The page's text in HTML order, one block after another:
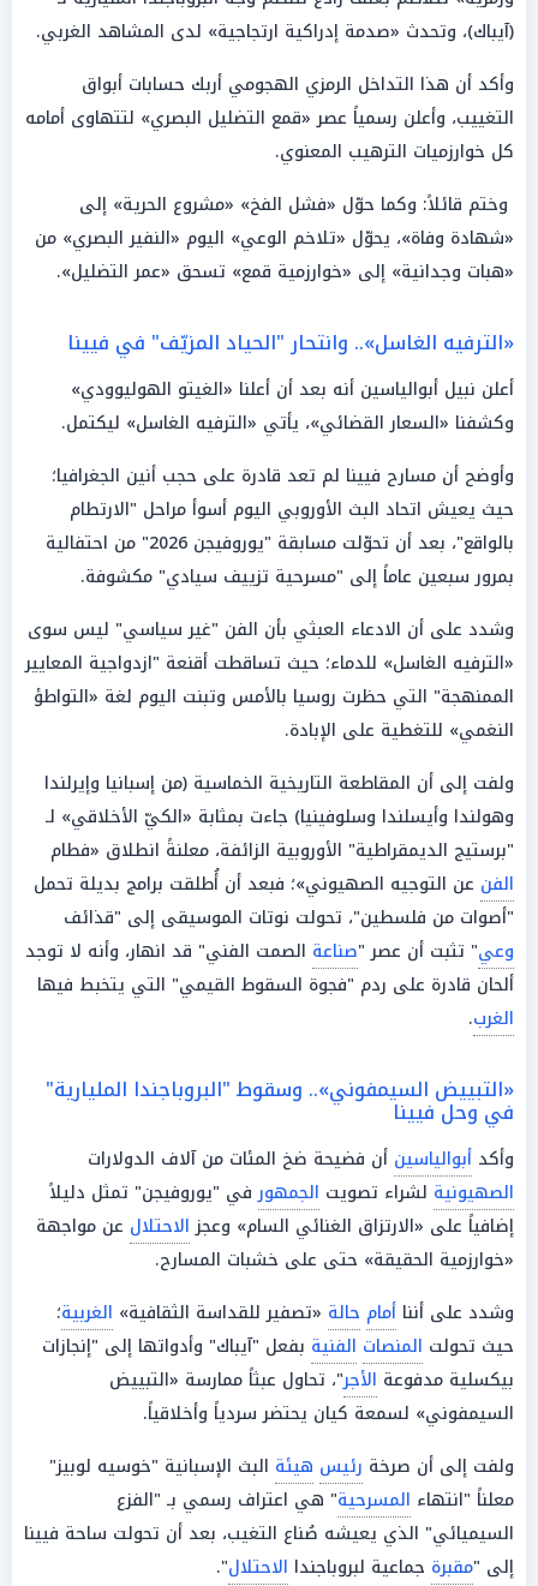
(آيباك)، وتحدث «صدمة إدراكية ارتجاجية» لدى المشاهد الغربي.
وأكد أن هذا التداخل الرمزي الهجومي أربك حسابات أبواق
التغييب، وأعلن رسمياً عصر «قمع التضليل البصري» لتتهاوى أمامه
كل خوارزميات الترهيب المعنوي.
وختم قائلاً: وكما حوّل «فشل الفخ» «مشروع الحرية» إلى
«شهادة وفاة»، يحوّل «تلاخم الوعي» اليوم «النفير البصري» من
«هبات وجدانية» إلى «خوارزمية قمع» تسحق «عمر التضليل».
«الترفيه الغاسل».. وانتحار "الحياد المزيّف" في فيينا
أعلن نبيل أبوالياسين أنه بعد أن أعلنا «الغيتو الهوليوودي»
وكشفنا «السعار القضائي»، يأتي «الترفيه الغاسل» ليكتمل.
وأوضح أن مسارح فيينا لم تعد قادرة على حجب أنين الجغرافيا؛
حيث يعيش اتحاد البث الأوروبي اليوم أسوأ مراحل "الارتطام
بالواقع"، بعد أن تحوّلت مسابقة "يوروفيجن 2026" من احتفالية
بمرور سبعين عاماً إلى "مسرحية تزييف سيادي" مكشوفة.
وشدد على أن الادعاء العبثي بأن الفن "غير سياسي" ليس سوى
«الترفيه الغاسل» للدماء؛ حيث تساقطت أقنعة "ازدواجية المعايير
الممنهجة" التي حظرت روسيا بالأمس وتبنت اليوم لغة «التواطؤ
النغمي» للتغطية على الإبادة.
ولفت إلى أن المقاطعة التاريخية الخماسية (من إسبانيا وإيرلندا
وهولندا وأيسلندا وسلوفينيا) جاءت بمثابة «الكيّ الأخلاقي» لـ
"برستيج الديمقراطية" الأوروبية الزائفة، معلنةً انطلاق «فطام
الفن عن التوجيه الصهيوني»؛ فبعد أن أُطلقت برامج بديلة تحمل
"أصوات من فلسطين"، تحولت نوتات الموسيقى إلى "قذائف
وعي" تثبت أن عصر "صناعة الصمت الفني" قد انهار، وأنه لا توجد
ألحان قادرة على ردم "فجوة السقوط القيمي" التي يتخبط فيها
الغرب.
«التبييض السيمفوني».. وسقوط "البروباجندا المليارية"
في وحل فيينا
وأكد أبوالياسين أن فضيحة ضخ المئات من آلاف الدولارات
الصهيونية لشراء تصويت الجمهورفي "يوروفيجن" تمثل دليلاً
إضافياً على «الارتزاق الغنائي السام» وعجزالاحتلال عن مواجهة
«خوارزمية الحقيقة» حتى على خشبات المسارح.
وشدد على أننا أمام حالة «تصفير للقداسة الثقافية» الغربية؛
حيث تحولت المنصات الفنية بفعل "آيباك" وأدواتها إلى "إنجازات
بيكسلية مدفوعة الأجر"، تحاول عبثاً ممارسة «التبييض
السيمفوني» لسمعة كيان يحتضر سردياً وأخلاقياً.
ولفت إلى أن صرخة رئيس هيئة البث الإسبانية "خوسيه لوبيز"
معلناً "انتهاء المسرحية" هي اعتراف رسمي بـ "الفزع
السيميائي" الذي يعيشه صُناع التغيب، بعد أن تحولت ساحة فيينا
إلى "مقبرة جماعية لبروباجندا الاحتلال".